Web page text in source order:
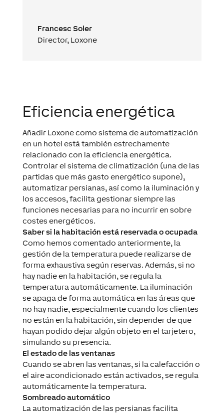
Francesc Soler
Director, Loxone
Eficiencia energética
Añadir Loxone como sistema de automatización
en un hotel está también estrechamente
relacionado con la eficiencia energética.
Controlar el sistema de climatización (una de las
partidas que más gasto energético supone),
automatizar persianas, así como la iluminación y
los accesos, facilita gestionar siempre las
funciones necesarias para no incurrir en sobre
costes energéticos.
Saber si la habitación está reservada o ocupada
Como hemos comentado anteriormente, la
gestión de la temperatura puede realizarse de
forma exhaustiva según reservas. Además, si no
hay nadie en la habitación, se regula la
temperatura automáticamente. La iluminación
se apaga de forma automática en las áreas que
no hay nadie, especialmente cuando los clientes
no están en la habitación, sin depender de que
hayan podido dejar algún objeto en el tarjetero,
simulando su presencia.
El estado de las ventanas
Cuando se abren las ventanas, si la calefacción o
el aire acondicionado están activados, se regula
automáticamente la temperatura.
Sombreado automático
La automatización de las persianas facilita